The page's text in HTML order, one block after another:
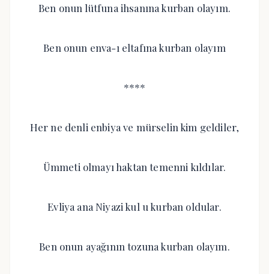
Ben onun lütfuna ihsanına kurban olayım.
Ben onun enva-ı eltafına kurban olayım
****
Her ne denli enbiya ve mürselin kim geldiler,
Ümmeti olmayı haktan temenni kıldılar.
Evliya ana Niyazi kul u kurban oldular.
Ben onun ayağının tozuna kurban olayım.